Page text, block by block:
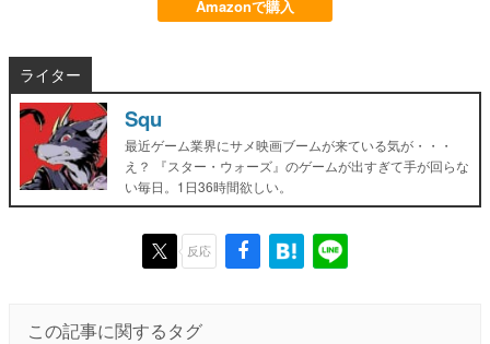
Amazonで購入
ライター
Squ
最近ゲーム業界にサメ映画ブームが来ている気が・・・
え？ 『スター・ウォーズ』のゲームが出すぎて手が回らな
い毎日。1日36時間欲しい。
反応
この記事に関するタグ